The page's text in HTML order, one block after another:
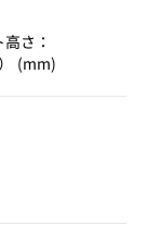
さ：
(mm)